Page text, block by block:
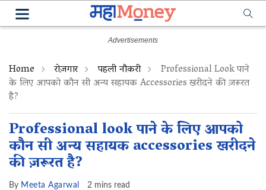
Home रोज़गार पहली नौकरी Professional Look पाने
के लिए आपको कौन सी अन्य सहायक Accessories खरीदने की ज़रूरत
है?
Professional look पाने के लिए आपको
कौन सी अन्य सहायक accessories खरीदने
की ज़रूरत है?
By Meeta Agarwal 2 mins read